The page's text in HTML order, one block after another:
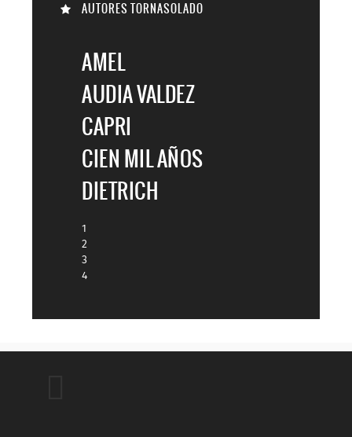
AUTORES TORNASOLADO
AMEL
AUDIA VALDEZ
CAPRI
CIEN MIL AÑOS
DIETRICH
1
2
3
4